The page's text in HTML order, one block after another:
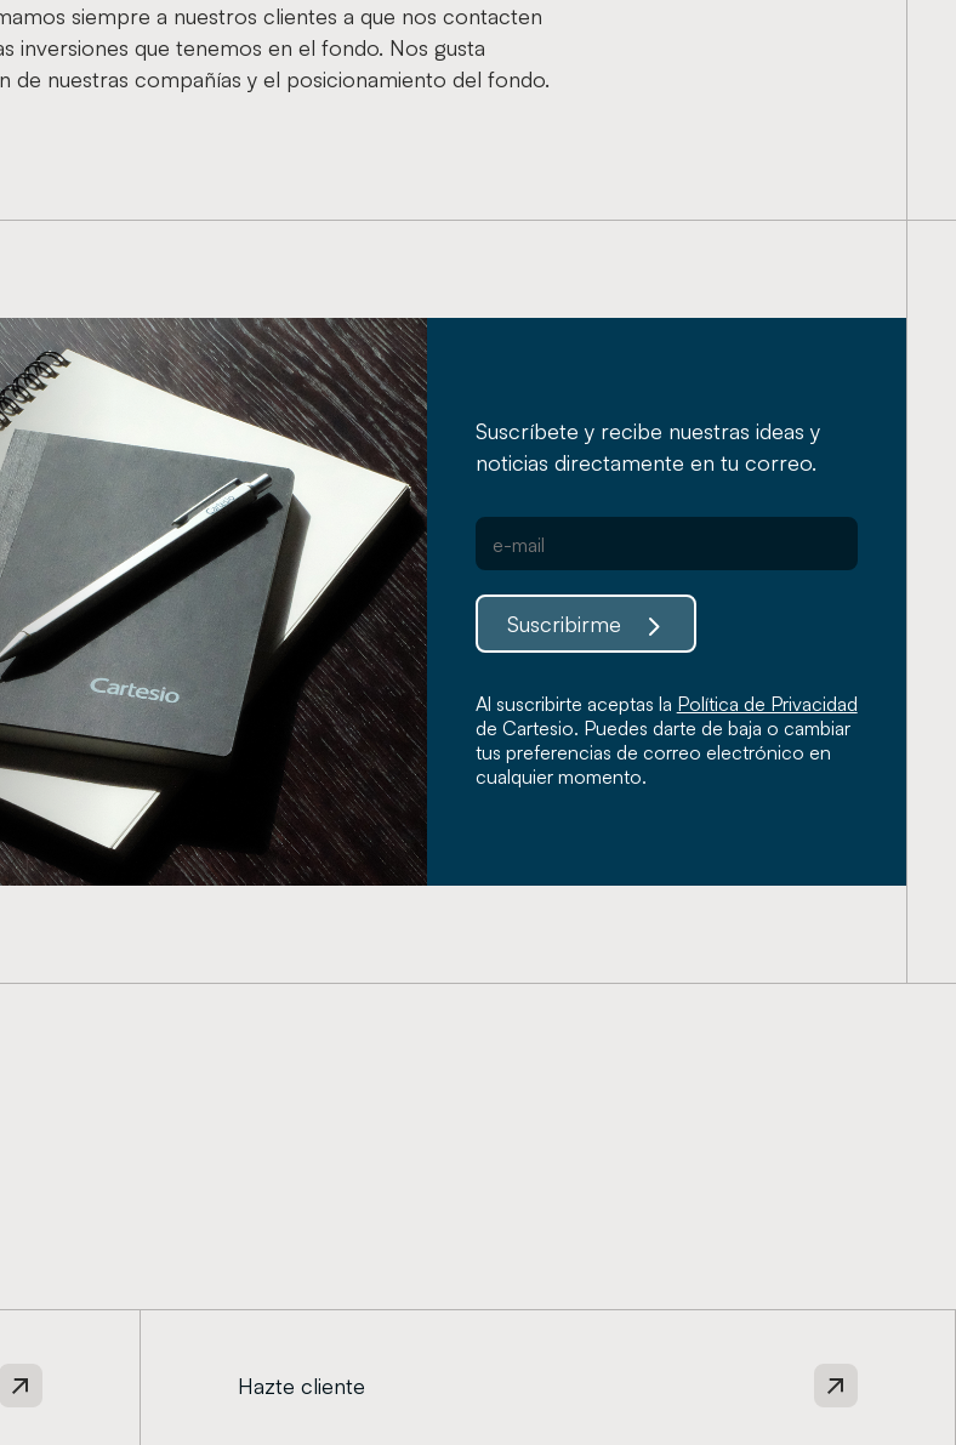
siempre a nuestros clientes a que nos contacten
inversiones que tenemos en el fondo. Nos gusta
de nuestras compañías y el posicionamiento del fondo.
Suscríbete y recibe nuestras ideas y
noticias directamente en tu correo.
Suscribirme
Al suscribirte aceptas la Política de Privacidad
de Cartesio. Puedes darte de baja o cambiar
tus preferencias de correo electrónico en
cualquier momento.
Hazte cliente